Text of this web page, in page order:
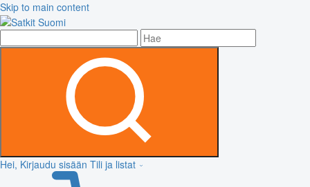
Skip to main content
Hei, Kirjaudu sisään Tili ja listat